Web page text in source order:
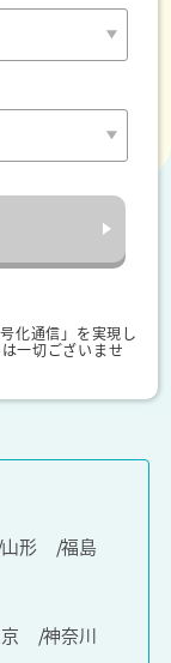
化通信」を実現し
一切ございませ
山形
福島
神奈川